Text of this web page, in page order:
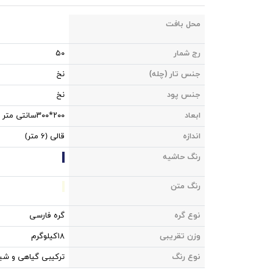
محل بافت
رج شمار
۵۰
جنس تار (چله)
نخ
جنس پود
نخ
ابعاد
۲۰۰*۳۰۰سانتی متر
اندازه
قالی (۶ متر)
رنگ حاشیه
رنگ متن
نوع گره
گره فارسی
وزن تقریبی
۱۸کیلوگرم
نوع رنگ
ترکیبی گیاهی و